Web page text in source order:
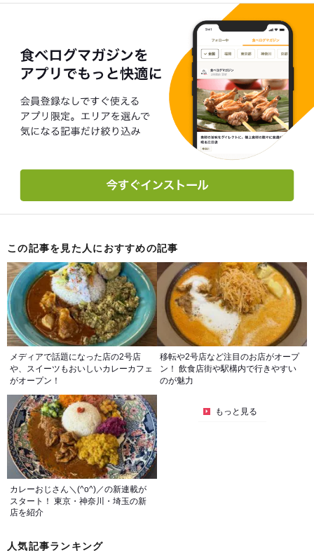
この記事を見た人におすすめの記事
メディアで話題になった店の2号店
や、スイーツもおいしいカレーカフェ
がオープン！
移転や2号店など注目のお店がオープ
ン！ 飲食店街や駅構内で行きやすい
のが魅力
カレーおじさん＼(^o^)／の新連載が
スタート！ 東京・神奈川・埼玉の新
店を紹介
もっと見る
人気記事ランキング